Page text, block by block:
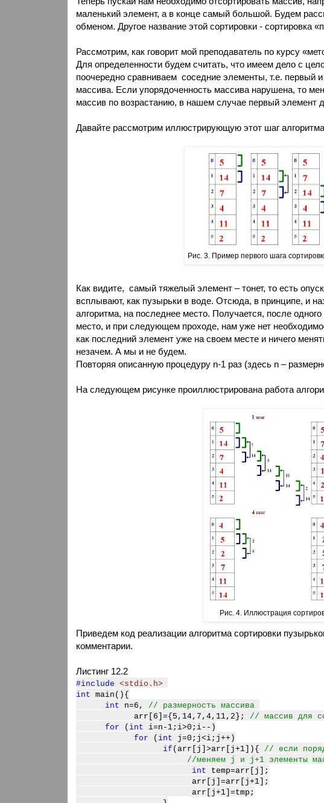
маленький элемент, а в конце самый большой. Будем
обменом. Другое название этой сортировки - сортировка
Рассмотрим, как говорит мой преподаватель по курсу
Для определенности будем считать, что имеем дело с
поочередно сравниваем соседние элементы, т.е. первый и
массива. Если упорядоченность массива нарушена, то
массив по возрастанию, в нашем случае первый
Давайте рассмотрим иллюстрирующую этот шаг алгоритма
Рис. 3. Пример первого шага
Как видите, самый тяжелый элемент – тонет, то есть
всплывают, как пузырьки в воде. Отсюда, в принципе, и
алгоритма, на последнее место. Получается, после
место, и при следующем проходе, нам уже нет
как последний элемент уже на своем месте и ничего
незачем. А мы и не будем.
Повторяя описанную процедуру n-1 раз (здесь n –
На следующем рисунке проиллюстрирована работа
Рис. 4. Иллюстрация
Приведем код реализации алгоритма сортировки
комментарии.
Листинг 12.2
#include <stdio.h>
int main() {
int n=6, // размерность массива
arr[6]={5,14,7,4,11,2}; // массив для
for ( int i=n-1;i>0;i--)
for ( int j=0;j<i;j++)
if (arr[j]>arr[j+1]){ // если
//меняем j и j+1 элементы
int temp=arr[j];
arr[j]=arr[j+1];
arr[j+1]=tmp;